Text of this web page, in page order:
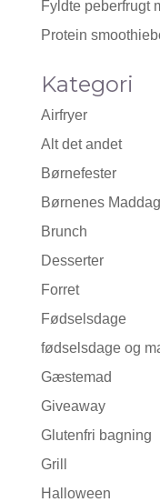
Fyldte peberfrugt
Protein
Kategori
Airfryer
Alt det andet
Børnefester
Børnenes Maddag
Brunch
Desserter
Forret
Fødselsdage
fødselsdage og
Gæstemad
Giveaway
Glutenfri bagning
Grill
Halloween